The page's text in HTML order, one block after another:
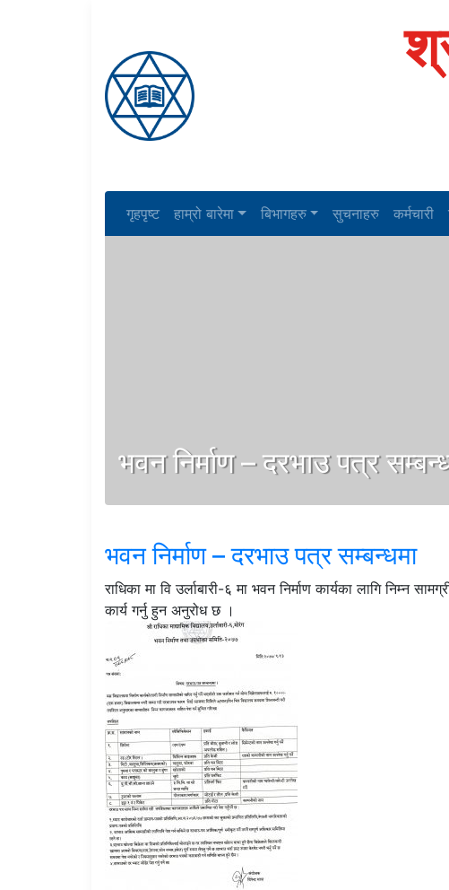
गृहपृष्ट हाम्रो बारेमा बिभागहरु सुचनाहरु कर्मचारी
भवन निर्माण – दरभाउ पत्र
भवन निर्माण – दरभाउ पत्र सम्बन्धमा
राधिका मा वि उर्लाबारी-६ मा भवन निर्माण कार्यका लागि निम्न
कार्य गर्नु हुन अनुरोध छ ।